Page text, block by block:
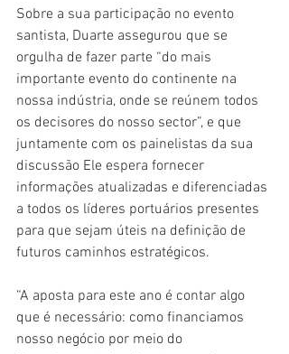
Sobre a sua participação no evento
santista, Duarte assegurou que se
orgulha de fazer parte “do mais
importante evento do continente na
nossa indústria, onde se reúnem todos
os decisores do nosso sector”, e que
juntamente com os painelistas da sua
discussão Ele espera fornecer
informações atualizadas e diferenciadas
a todos os líderes portuários presentes
para que sejam úteis na definição de
futuros caminhos estratégicos.
“A aposta para este ano é contar algo
que é necessário: como financiamos
nosso negócio por meio do